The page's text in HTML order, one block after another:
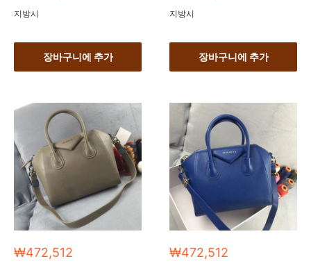
지방시
장바구니에 추가
지방시
장바구니에 추가
세
₩472,512
세
₩472,512